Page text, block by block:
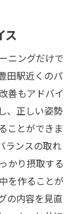
ス
ニングだけで
田駅近くのパ
善もアドバイ
、正しい姿勢
ことができま
ランスの取れ
かり摂取する
を作ることが
の内容を見直